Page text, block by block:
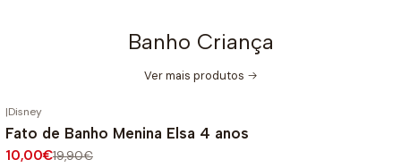
Banho Criança
Ver mais produtos
-50%
|Disney
Fato de Banho Menina Elsa 4 anos
10,00€19,90€